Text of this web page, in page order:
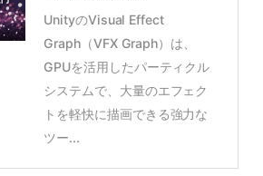
UnityのVisual Effect
Graph（VFX Graph）は、
GPUを活用したパーティクル
システムで、大量のエフェク
トを軽快に描画できる強力な
ツー...